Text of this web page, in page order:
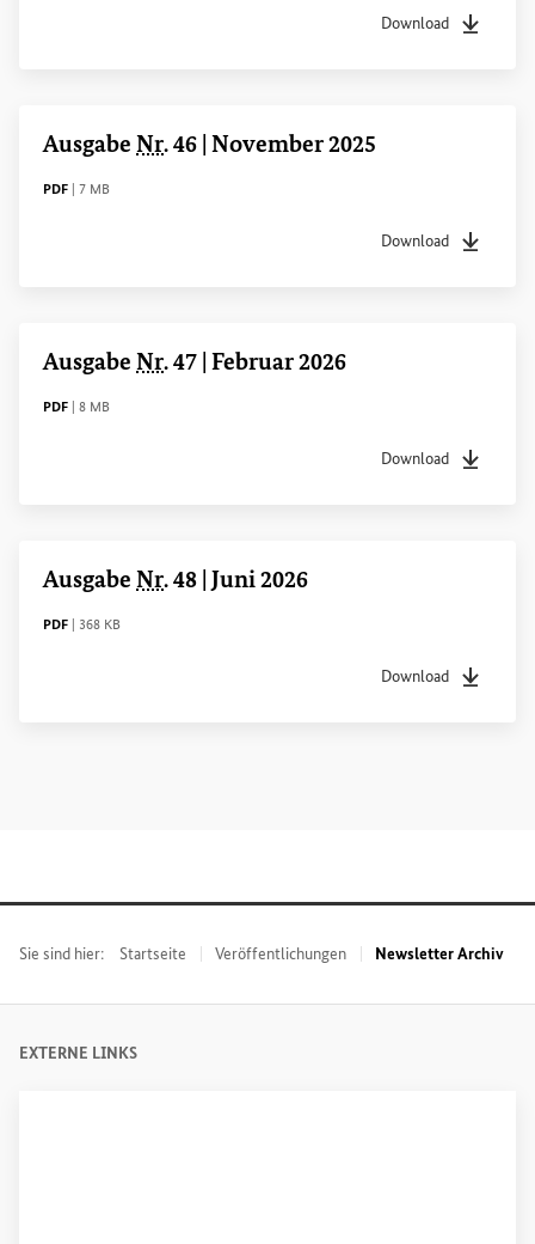
Download
Dateityppdf
Ausgabe Nr. 46 | November 2025
DATEITYP
PDF Dateigröße
7 MB
Download
Dateityppdf
Ausgabe Nr. 47 | Februar 2026
DATEITYP
PDF Dateigröße
8 MB
Download
Dateityppdf
Ausgabe Nr. 48 | Juni 2026
DATEITYP
PDF Dateigröße
368 KB
Download
Dateityppdf
Sie sind hier: Startseite Veröffentlichungen Newsletter Archiv
EXTERNE LINKS